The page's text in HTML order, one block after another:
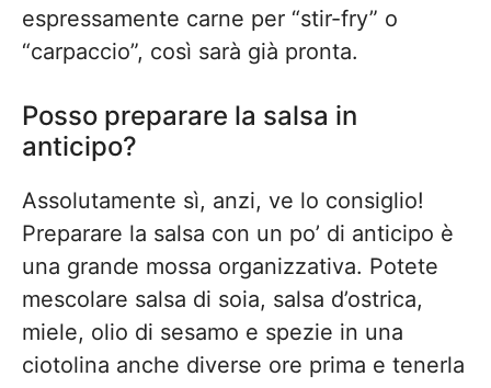
espressamente carne per “stir-fry” o
“carpaccio”, così sarà già pronta.
Posso preparare la salsa in
anticipo?
Assolutamente sì, anzi, ve lo consiglio!
Preparare la salsa con un po’ di anticipo è
una grande mossa organizzativa. Potete
mescolare salsa di soia, salsa d’ostrica,
miele, olio di sesamo e spezie in una
ciotolina anche diverse ore prima e tenerla